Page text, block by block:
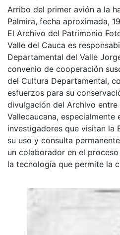
Arribo del primer avión a la
Palmira, fecha aproximada,
El Archivo del Patrimonio
Valle del Cauca es
Departamental del Valle
convenio de cooperación
del Cultura Departamental,
esfuerzos para su
divulgación del Archivo entre
Vallecaucana, especialmente
investigadores que visitan la
su uso y consulta
un colaborador en el
la tecnología que permite la